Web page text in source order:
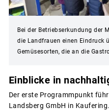
Bei der Betriebserkundung der
die Landfrauen einen Eindruck
Gemüsesorten, die an die
Einblicke in
Der erste Programmpunkt
Landsberg GmbH in